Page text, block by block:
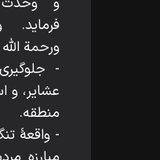
فرمايد.
ورحمة اللّه‌
-
عشاير، و
منطقه.
- واقعۀ